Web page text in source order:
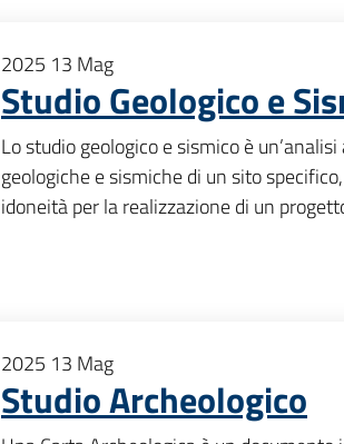
2025 13 Mag
Studio Geologico e
Lo studio geologico e sismico è
geologiche e sismiche di un sito
idoneità per la realizzazione di un
2025 13 Mag
Studio Archeologico